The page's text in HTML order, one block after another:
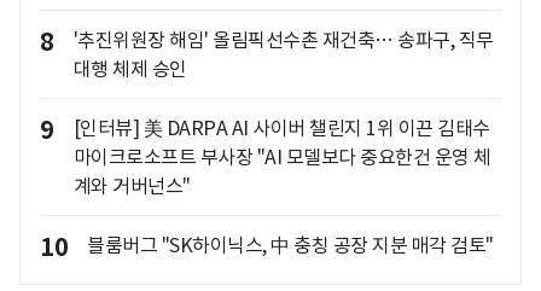
8
'추진위원장 해임' 올림픽선수촌 재건축… 송파구, 직무
대행 체제 승인
9
[인터뷰] 美 DARPA AI 사이버 챌린지 1위 이끈 김태수
마이크로소프트 부사장 "AI 모델보다 중요한건 운영 체
계와 거버넌스"
10 블룸버그 "SK하이닉스, 中 충칭 공장 지분 매각 검토"